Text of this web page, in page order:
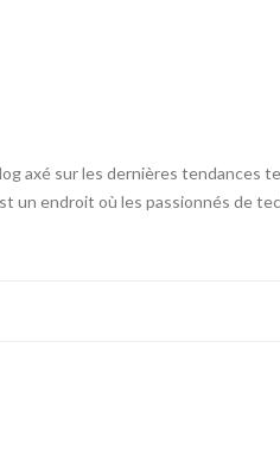
axé sur les dernières tendances
un endroit où les passionnés de